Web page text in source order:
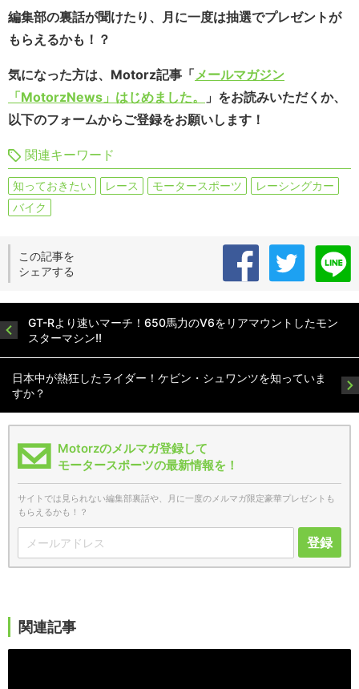
編集部の裏話が聞けたり、月に一度は抽選でプレゼントが
もらえるかも！？
気になった方は、Motorz記事「 メールマガジン
「MotorzNews」はじめました。
」をお読みいただくか、
以下のフォームからご登録をお願いします！
関連キーワード
知っておきたい レース モータースポーツ
レーシングカー
バイク
この記事を
シェアする
GT-Rより速いマーチ！650馬力のV6をリアマウントしたモン
スターマシン!!
日本中が熱狂したライダー！ケビン・シュワンツを知っていま
すか？
Motorzのメルマガ登録して
モータースポーツの最新情報を！
サイトでは見られない編集部裏話や、月に一度のメルマガ限定豪華プレゼントも
もらえるかも！？
登録
関連記事